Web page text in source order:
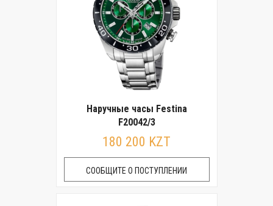
Наручные часы Festina
F20042/3
180 200 KZT
СООБЩИТЕ О ПОСТУПЛЕНИИ